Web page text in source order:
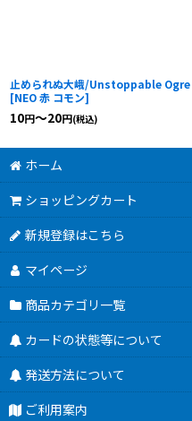
止められぬ大峨/Unstoppable Ogre
[NEO 赤 コモン]
10円～20円(税込)
ホーム
ショッピングカート
新規登録はこちら
マイページ
商品カテゴリ一覧
カードの状態等について
発送方法について
ご利用案内